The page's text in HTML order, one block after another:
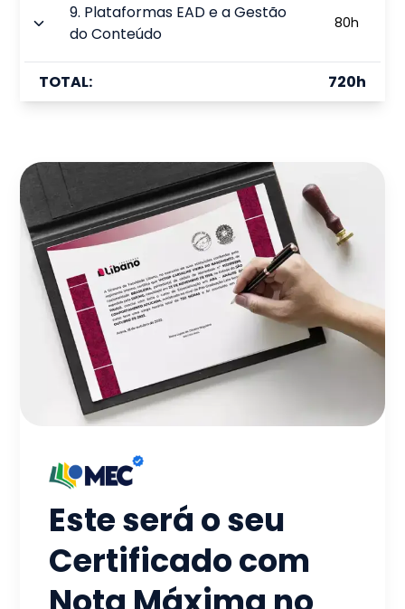
9. Plataformas EAD e a Gestão
do Conteúdo
80h
TOTAL: 720h
Este será o seu
Certificado com